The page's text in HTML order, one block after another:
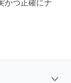
かつ正確にナ